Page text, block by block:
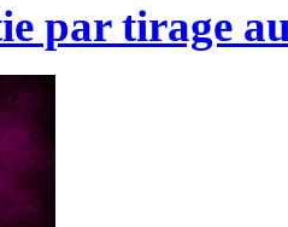
par tirage